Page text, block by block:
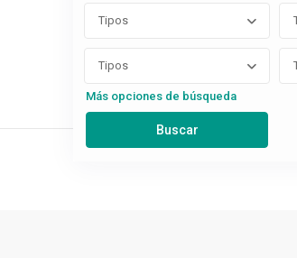
Tipos
Tipos
Más opciones de búsqueda